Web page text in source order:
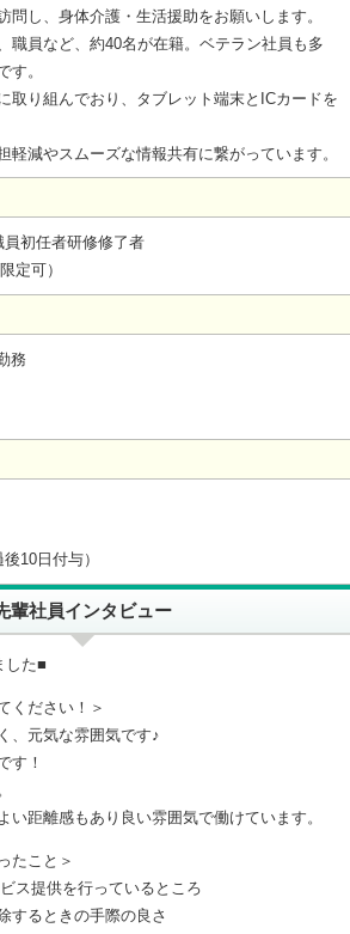
問し、身体介護・生活援助をお願いします。
職員など、約40名が在籍。ベテラン社員も多
す。
取り組んでおり、タブレット端末とICカードを
軽減やスムーズな情報共有に繋がっています。
初任者研修修了者
定可）
務
10日付与）
輩社員インタビュー
した■
ください！＞
、元気な雰囲気です♪
す！
い距離感もあり良い雰囲気で働けています。
たこと＞
ス提供を行っているところ
するときの手際の良さ